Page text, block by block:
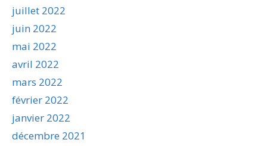
juillet 2022
juin 2022
mai 2022
avril 2022
mars 2022
février 2022
janvier 2022
décembre 2021